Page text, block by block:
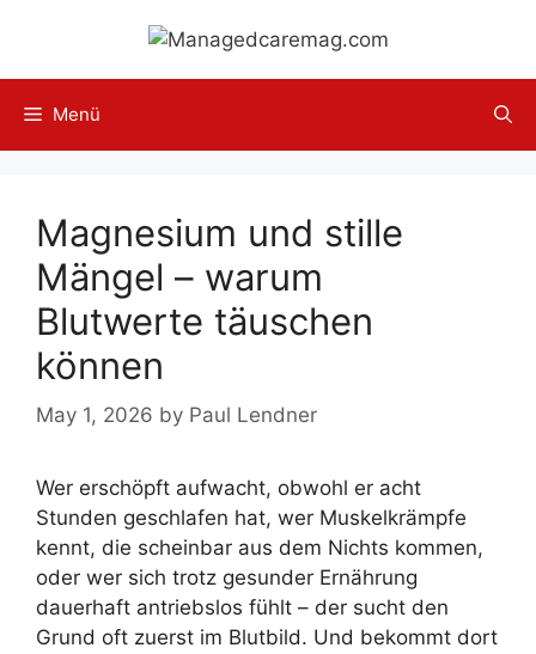
content
Menü
Magnesium und stille
Mängel – warum
Blutwerte täuschen
können
May 1, 2026 by Paul Lendner
Wer erschöpft aufwacht, obwohl er acht
Stunden geschlafen hat, wer Muskelkrämpfe
kennt, die scheinbar aus dem Nichts kommen,
oder wer sich trotz gesunder Ernährung
dauerhaft antriebslos fühlt – der sucht den
Grund oft zuerst im Blutbild. Und bekommt dort